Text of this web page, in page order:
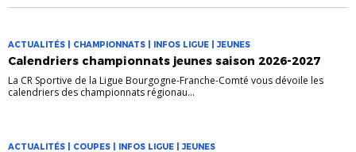
ACTUALITÉS | CHAMPIONNATS | INFOS LIGUE | JEUNES
Calendriers championnats jeunes saison 2026-2027
La CR Sportive de la Ligue Bourgogne-Franche-Comté vous dévoile les
calendriers des championnats régionau...
ACTUALITÉS | COUPES | INFOS LIGUE | JEUNES